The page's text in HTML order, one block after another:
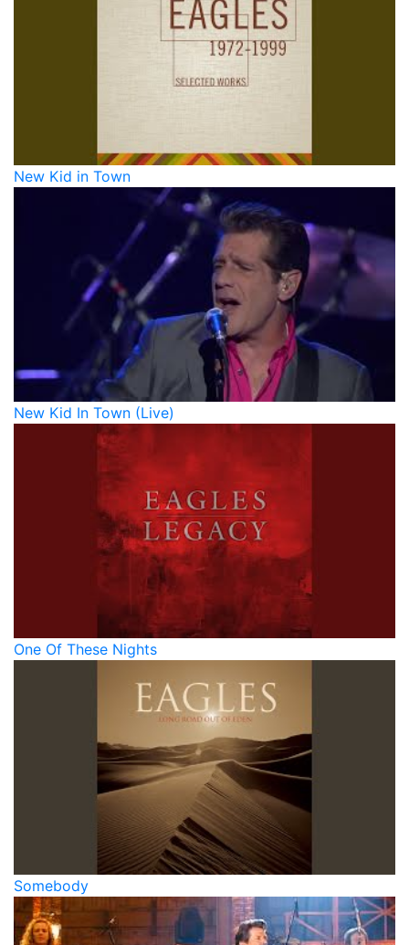
New Kid in Town
New Kid In Town (Live)
One Of These Nights
Somebody